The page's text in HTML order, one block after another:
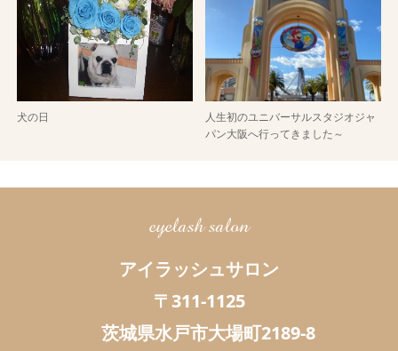
犬の日
人生初のユニバーサルスタジオジャ
パン大阪へ行ってきました～
eyelash salon
アイラッシュサロン
〒311-1125
茨城県水戸市大場町2189-8